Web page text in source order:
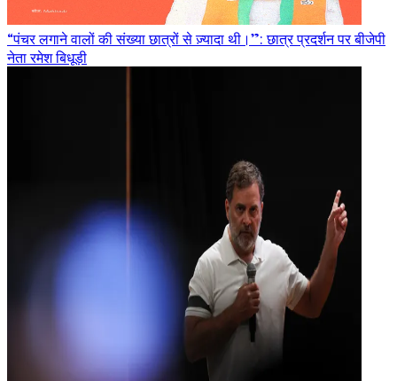
“पंचर लगाने वालों की संख्या छात्रों से ज़्यादा थी।”: छात्र प्रदर्शन पर बीजेपी
नेता रमेश बिधूड़ी